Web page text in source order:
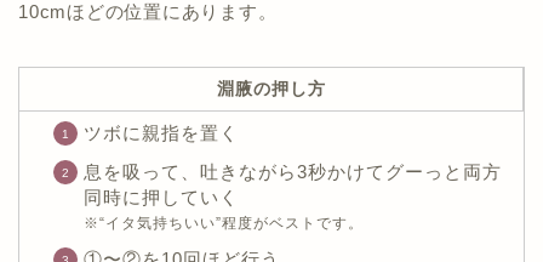
10cmほどの位置にあります。
淵腋の押し方
ツボに親指を置く
息を吸って、吐きながら3秒かけてグーっと両方
同時に押していく
※“イタ気持ちいい”程度がベストです。